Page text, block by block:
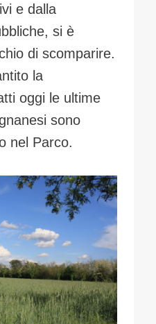
e dalla
si è
di scomparire.
la
oggi le ultime
sono
nel Parco.